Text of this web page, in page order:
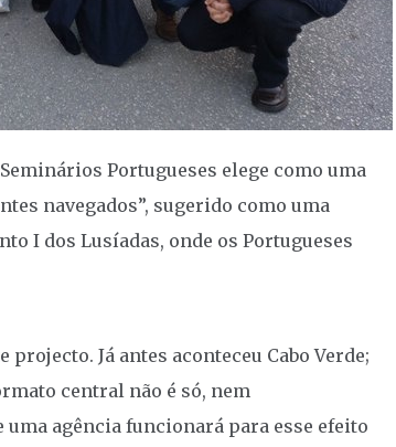
Portugueses elege como uma
navegados”, sugerido como uma
I dos Lusíadas, onde os Portugueses
Já antes aconteceu Cabo Verde;
central não é só, nem
agência funcionará para esse efeito